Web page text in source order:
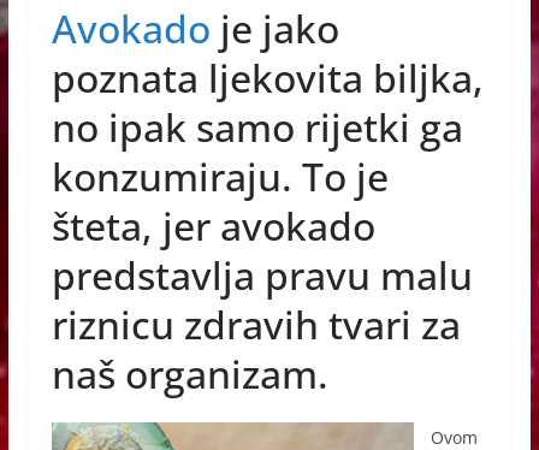
c
e
b
o
o
k
ss
e
n
g
er
at
s
A
p
p
er
Avokado je jako
poznata ljekovita biljka,
no ipak samo rijetki ga
konzumiraju. To je
šteta, jer avokado
predstavlja pravu malu
riznicu zdravih tvari za
naš organizam.
Ovom